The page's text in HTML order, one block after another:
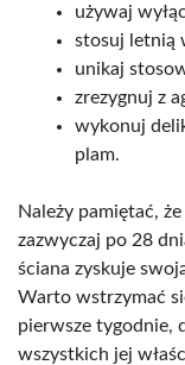
używaj
stosuj letnią
unikaj
zrezygnuj z
wykonuj
plam.
Należy pamiętać,
zazwyczaj po 28
ściana zyskuje
Warto wstrzymać
pierwsze tygodnie,
wszystkich jej